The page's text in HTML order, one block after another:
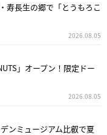
寿長生の郷で「とうもろこ
2026.08.05
」オープン！限定ドー
2026.08.05
ンミュージアム比叡で夏